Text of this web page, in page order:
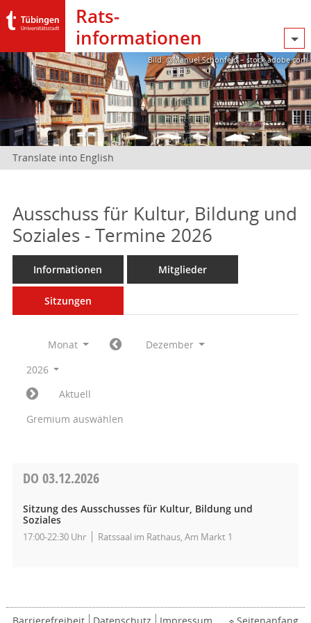
Rats­
informationen
Bild: @Manuel Schönfeld – stock.adobe.com
Translate into English
Ausschuss für Kultur, Bildung und
Soziales - Termine 2026
Informationen Mitglieder
Sitzungen
Monat
Dezember
2026
Aktuell
Gremium auswählen
DO 03.12.2026
Sitzung des Ausschusses für Kultur, Bildung und
Soziales
17:00-22:30 Uhr Ratssaal im Rathaus, Am Markt 1